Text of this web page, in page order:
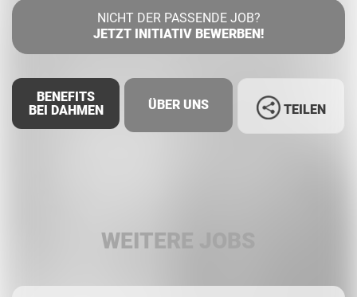
NICHT DER PASSENDE JOB?
JETZT INITIATIV BEWERBEN!
BENEFITS
BEI DAHMEN
ÜBER UNS TEILEN
WEITERE JOBS